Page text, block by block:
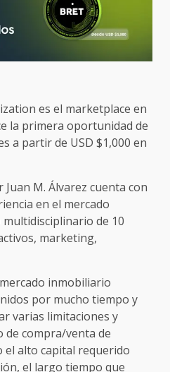
es el marketplace en
la primera oportunidad de
a partir de USD $1,000 en
M. Álvarez cuenta con
en el mercado
de 10
marketing,
inmobiliario
por mucho tiempo y
varias limitaciones y
de compra/venta de
el alto capital requerido
el largo tiempo que